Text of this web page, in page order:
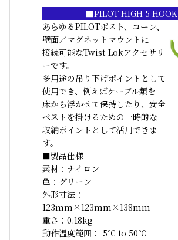
■PILOT HIGH 5 HOOK
あらゆるPILOTポスト、コーン、
壁⾯∕マグネットマウントに
接続可能なTwist-Lokアクセサリ
ーです。
多⽤途の吊り下げポイントとして
使⽤でき、例えばケーブル類を
床から浮かせて保持したり、安全
ベストを掛けるための⼀時的な
収納ポイントとして活用できま
す。
■製品仕様
素材：ナイロン
色：グリーン
外形寸法：
123mm×123mm×138mm
重さ：0.18kg
動作温度範囲：-5℃ to 50℃